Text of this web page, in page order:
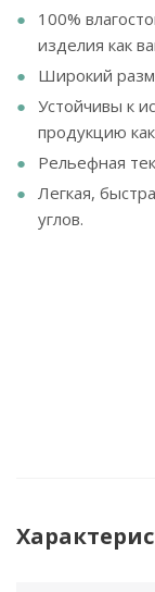
100%
изделия как
Широкий
Устойчивы к
продукцию
Рельефная
Легкая,
углов.